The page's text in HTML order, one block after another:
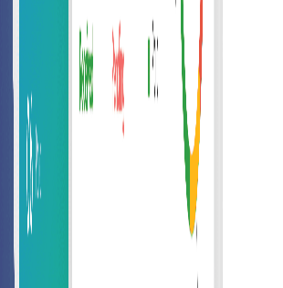
มองเห็นและการจัดการทางการเงินที่ดียิ่ง
ยบอย่างมีประสิทธิภาพ
ามกฎระเบียบทางภาษีและข้อกำหนดการ
ด้วยคุณสมบัติการปฏิบัติตามข้อกำหนดที่ติด
มูลดิจิทัล